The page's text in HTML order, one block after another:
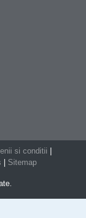
si conditii
Sitemap